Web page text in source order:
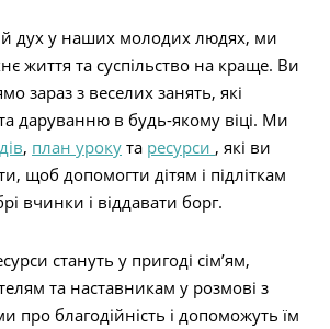
дух у наших молодих людях, ми
життя та суспільство на краще. Ви
зараз з веселих занять, які
даруванню в будь-якому віці. Ми
, план уроку та ресурси , які ви
щоб допомогти дітям і підліткам
вчинки і віддавати борг.
стануть у пригоді сім’ям,
та наставникам у розмові з
про благодійність і допоможуть їм